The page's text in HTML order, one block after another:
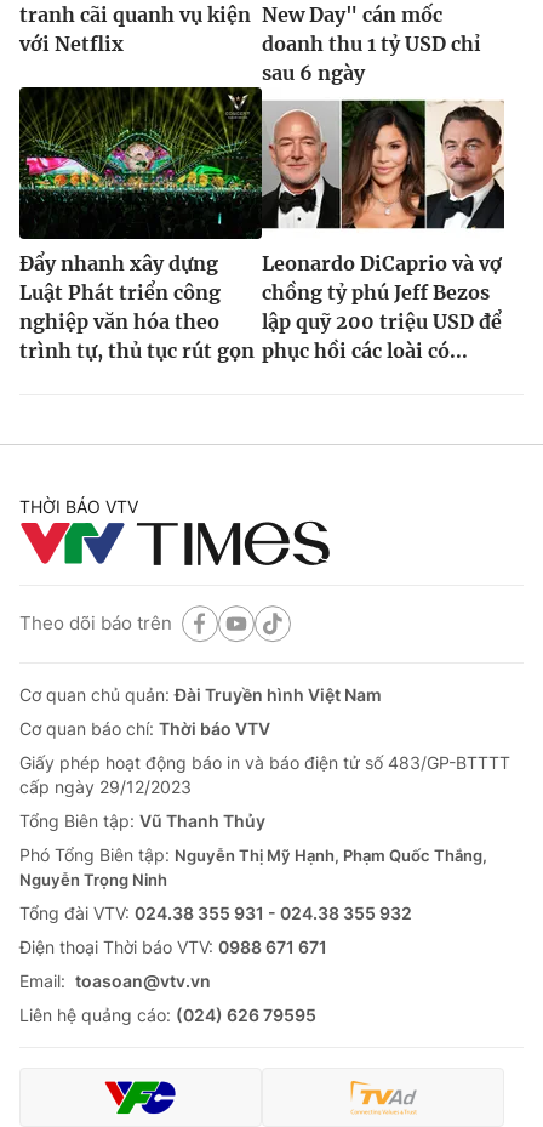
tranh cãi quanh vụ kiện
với Netflix
New Day" cán mốc
doanh thu 1 tỷ USD chỉ
sau 6 ngày
Đẩy nhanh xây dựng
Luật Phát triển công
nghiệp văn hóa theo
trình tự, thủ tục rút gọn
Leonardo DiCaprio và vợ
chồng tỷ phú Jeff Bezos
lập quỹ 200 triệu USD để
phục hồi các loài có...
THỜI BÁO VTV
Theo dõi báo trên
Cơ quan chủ quản:Đài Truyền hình Việt Nam
Cơ quan báo chí: Thời báo VTV
Giấy phép hoạt động báo in và báo điện tử số 483/GP-BTTTT
cấp ngày 29/12/2023
Tổng Biên tập: Vũ Thanh Thủy
Phó Tổng Biên tập: Nguyễn Thị Mỹ Hạnh, Phạm Quốc Thắng,
Nguyễn Trọng Ninh
Tổng đài VTV: 024.38 355 931 - 024.38 355 932
Ðiện thoại Thời báo VTV: 0988 671 671
Email: toasoan@vtv.vn
Liên hệ quảng cáo: (024) 626 79595